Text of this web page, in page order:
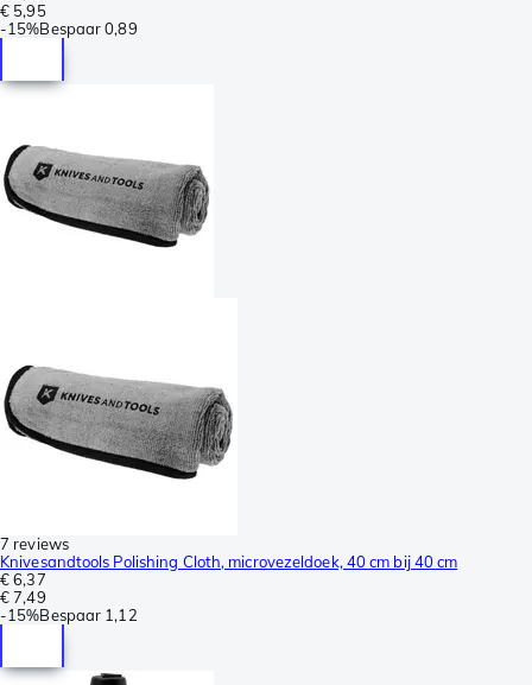
€ 5,95
-15%Bespaar 0,89
7 reviews
Knivesandtools Polishing Cloth, microvezeldoek, 40 cm bij 40 cm
€ 6,37
€ 7,49
-15%Bespaar 1,12